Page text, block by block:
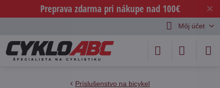
✕
Preprava zdarma pri nákupe nad 100€
Môj účet
Príslušenstvo na bicykel